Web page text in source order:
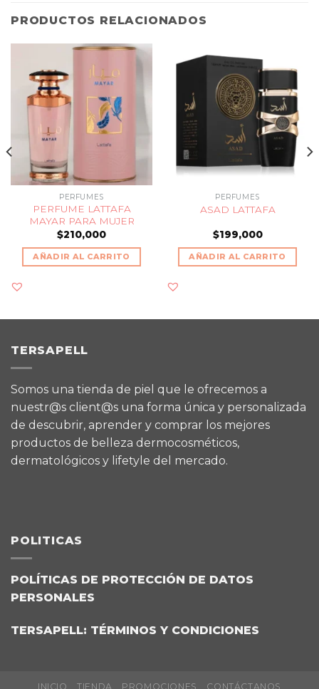
PRODUCTOS RELACIONADOS
PERFUMES
PERFUME LATTAFA
MAYAR PARA MUJER
$210,000
AÑADIR AL CARRITO
PERFUMES
ASAD LATTAFA
$199,000
AÑADIR AL CARRITO
TERSAPELL
Somos una tienda de piel que le ofrecemos a
nuestr@s client@s una forma única y personalizada
de descubrir, aprender y comprar los mejores
productos de belleza dermocosméticos,
dermatológicos y lifetyle del mercado.
POLITICAS
POLÍTICAS DE PROTECCIÓN DE DATOS
PERSONALES
TERSAPELL: TÉRMINOS Y CONDICIONES
INICIO TIENDA PROMOCIONES CONTÁCTANOS